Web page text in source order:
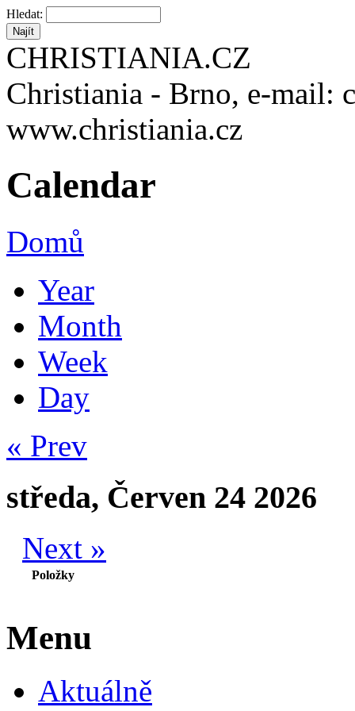
Hledat:
CHRISTIANIA.CZ
Christiania - Brno, e-mail:
www.christiania.cz
Calendar
Domů
Year
Month
Week
Day
« Prev
středa, Červen 24 2026
Next »
Položky
Menu
Aktuálně